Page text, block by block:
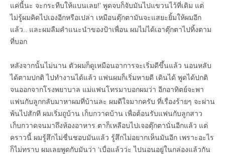
แค่นี้นะ จะกระทืบให้แบนเลย!’ พูดจบก็จับมันไปแขวนไว้ที่เดิม แต่
ไม่รู้ผมคิดไปเองอีกหรือเปล่า เหมือนตุ๊กตามันจะแสยะยิ้มให้ผมอีก
แล้ว.. และผมลืมคำแนะนำของป้าเพื่อน ผมไม่ได้เอาตุ๊กตาไปทิ้งตาม
ที่บอก
หลังจากนั้นไม่นาน ตัวผมก็ดูเหมือนอาการจะเริ่มดีขึ้นแล้ว นอนหลับ
ได้ตามปกติ ไปทำงานได้แล้ว แฟนผมก็เริ่มหายดี เดินได้ พูดได้ปกติ
จนออกจากโรงพยาบาล แม่แฟนโทรมาบอกผมว่า อีกอาทิตย์จะพา
แฟนกับลูกกลับมาหาผมที่บ้านละ ผมดีใจมากครับ ที่เรื่องร้ายๆ จะผ่าน
พ้นไปสักที ผมเริ่มถูบ้าน เก็บกวาดบ้าน เพื่อต้อนรับแฟนกับลูกสาว
เก็บกวาดจนมาถึงห้องอาหาร ตาก็เหลือบไปเจอตุ๊กตานั่นอีกแล้ว แต่
คราวนี้ ผมรู้สึกไม่ชื่นชอบมันแล้ว รู้สึกไม่อยากเห็นมันอีก เพราะอะไร
ก็ไม่ทราบ ผมเลยพูดกับมันว่า ‘เบื่อแล้วว่ะ ไปนอนอยู่ในกล่องแล้วกัน